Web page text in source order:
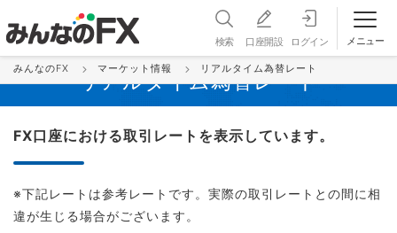
検索 口座開設 ログイン メニュー
リアルタイム為替レート
みんなのFX マーケット情報 リアルタイム為替レート
FX口座における取引レートを表示しています。
※下記レートは参考レートです。実際の取引レートとの間に相
違が生じる場合がございます。